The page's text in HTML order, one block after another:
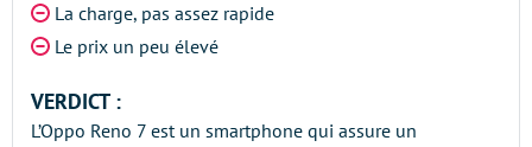
La charge, pas assez rapide
Le prix un peu élevé
VERDICT :
L’Oppo Reno 7 est un smartphone qui assure un